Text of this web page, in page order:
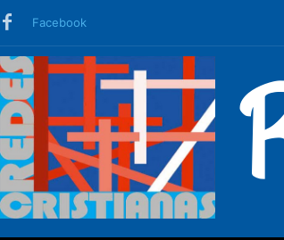
Facebook